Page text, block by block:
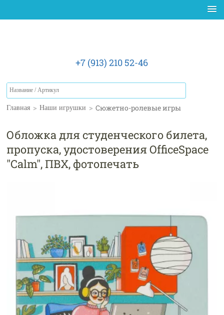
+7 (913) 210 52-46
Главная > Наши игрушки > Сюжетно-ролевые игры
Обложка для студенческого билета,
пропуска, удостоверения OfficeSpace
"Calm", ПВХ, фотопечать